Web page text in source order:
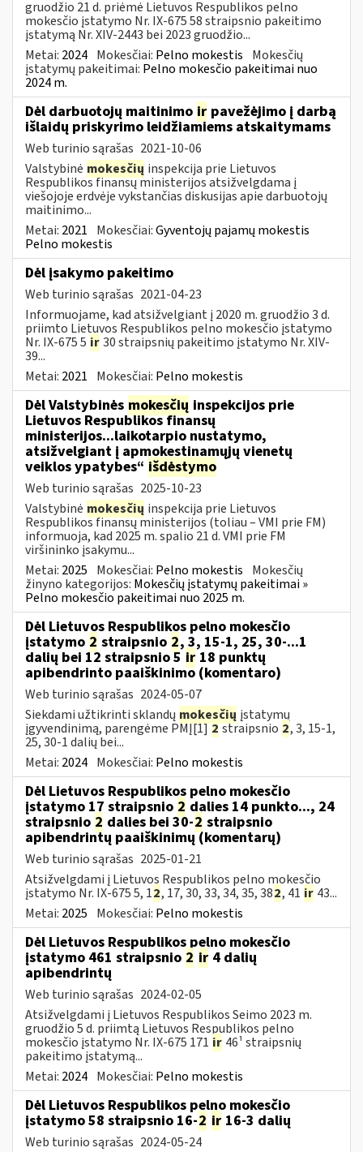
gruodžio 21 d. priėmė Lietuvos Respublikos pelno
mokesčio įstatymo Nr. IX-675 58 straipsnio pakeitimo
įstatymą Nr. XIV-2443 bei 2023 gruodžio...
Metai: 2024 Mokesčiai: Pelno mokestis Mokesčių
įstatymų pakeitimai: Pelno mokesčio pakeitimai nuo
2024 m.
Dėl darbuotojų maitinimo ir pavežėjimo į darbą
išlaidų priskyrimo leidžiamiems atskaitymams
Web turinio sąrašas 2021-10-06
Valstybinė mokesčių inspekcija prie Lietuvos
Respublikos finansų ministerijos atsižvelgdama į
viešojoje erdvėje vykstančias diskusijas apie darbuotojų
maitinimo...
Metai: 2021 Mokesčiai:Gyventojų pajamų mokestis
Pelno mokestis
Dėl įsakymo pakeitimo
Web turinio sąrašas 2021-04-23
Informuojame, kad atsižvelgiant į 2020 m. gruodžio 3 d.
priimto Lietuvos Respublikos pelno mokesčio įstatymo
Nr. IX-675 5 ir30 straipsnių pakeitimo įstatymo Nr. XIV-
39...
Metai: 2021 Mokesčiai: Pelno mokestis
Dėl Valstybinės mokesčių inspekcijos prie
Lietuvos Respublikos finansų
ministerijos...laikotarpio nustatymo,
atsižvelgiant į apmokestinamųjų vienetų
veiklos ypatybes“ išdėstymo
Web turinio sąrašas 2025-10-23
Valstybinė mokesčių inspekcija prie Lietuvos
Respublikos finansų ministerijos (toliau – VMI prie FM)
informuoja, kad 2025 m. spalio 21 d. VMI prie FM
viršininko įsakymu...
Metai: 2025 Mokesčiai: Pelno mokestis Mokesčių
žinyno kategorijos: Mokesčių įstatymų pakeitimai »
Pelno mokesčio pakeitimai nuo 2025 m.
Dėl Lietuvos Respublikos pelno mokesčio
įstatymo 2 straipsnio 2, 3, 15-1, 25, 30-...1
dalių bei 12 straipsnio 5 ir 18 punktų
apibendrinto paaiškinimo (komentaro)
Web turinio sąrašas 2024-05-07
Siekdami užtikrinti sklandų mokesčių įstatymų
įgyvendinimą, parengėme PMĮ[1]2straipsnio 2, 3, 15-1,
25, 30-1 dalių bei...
Metai: 2024 Mokesčiai: Pelno mokestis
Dėl Lietuvos Respublikos pelno mokesčio
įstatymo 17 straipsnio 2 dalies 14 punkto..., 24
straipsnio 2 dalies bei 30-2 straipsnio
apibendrintų paaiškinimų (komentarų)
Web turinio sąrašas 2025-01-21
Atsižvelgdami į Lietuvos Respublikos pelno mokesčio
įstatymo Nr. IX-675 5, 12, 17, 30, 33, 34, 35, 382, 41 ir 43...
Metai: 2025 Mokesčiai: Pelno mokestis
Dėl Lietuvos Respublikos pelno mokesčio
įstatymo 461 straipsnio 2 ir 4 dalių
apibendrintų
Web turinio sąrašas 2024-02-05
Atsižvelgdami į Lietuvos Respublikos Seimo 2023 m.
gruodžio 5 d. priimtą Lietuvos Respublikos pelno
mokesčio įstatymo Nr. IX-675 171 ir 46¹ straipsnių
pakeitimo įstatymą...
Metai: 2024 Mokesčiai: Pelno mokestis
Dėl Lietuvos Respublikos pelno mokesčio
įstatymo 58 straipsnio 16-2 ir 16-3 dalių
Web turinio sąrašas 2024-05-24